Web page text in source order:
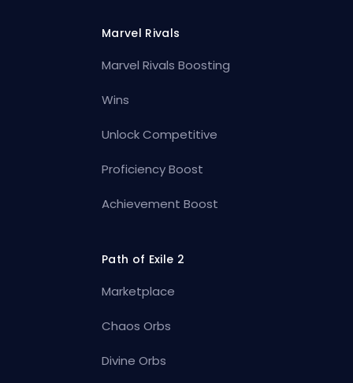
Marvel Rivals
Marvel Rivals Boosting
Wins
Unlock Competitive
Proficiency Boost
Achievement Boost
Path of Exile 2
Marketplace
Chaos Orbs
Divine Orbs